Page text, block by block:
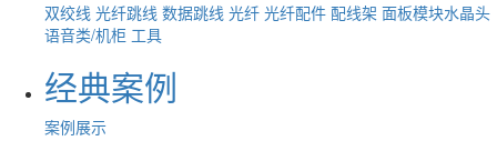
双绞线 光纤跳线 数据跳线 光纤 光纤配件 配线架 面板模块水晶头
语音类/机柜 工具
经典案例
案例展示